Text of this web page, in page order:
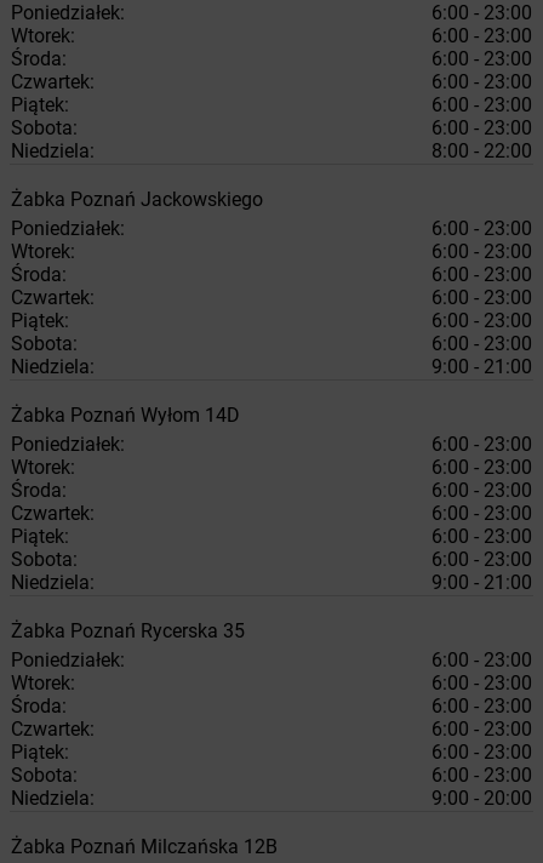
Poniedziałek:
6:00 - 23:00
Wtorek:
6:00 - 23:00
Środa:
6:00 - 23:00
Czwartek:
6:00 - 23:00
Piątek:
6:00 - 23:00
Sobota:
6:00 - 23:00
Niedziela:
8:00 - 22:00
Żabka Poznań Jackowskiego
Poniedziałek:
6:00 - 23:00
Wtorek:
6:00 - 23:00
Środa:
6:00 - 23:00
Czwartek:
6:00 - 23:00
Piątek:
6:00 - 23:00
Sobota:
6:00 - 23:00
Niedziela:
9:00 - 21:00
Żabka Poznań Wyłom 14D
Poniedziałek:
6:00 - 23:00
Wtorek:
6:00 - 23:00
Środa:
6:00 - 23:00
Czwartek:
6:00 - 23:00
Piątek:
6:00 - 23:00
Sobota:
6:00 - 23:00
Niedziela:
9:00 - 21:00
Żabka Poznań Rycerska 35
Poniedziałek:
6:00 - 23:00
Wtorek:
6:00 - 23:00
Środa:
6:00 - 23:00
Czwartek:
6:00 - 23:00
Piątek:
6:00 - 23:00
Sobota:
6:00 - 23:00
Niedziela:
9:00 - 20:00
Żabka Poznań Milczańska 12B